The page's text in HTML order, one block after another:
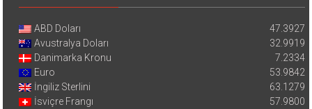
ABD Doları
47.3927
Avustralya Doları
32.9919
Danimarka Kronu
7.2334
Euro
53.9842
İngiliz Sterlini
63.1279
İsviçre Frangı
57.9800